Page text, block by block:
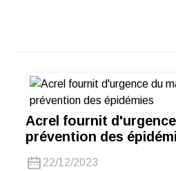
Acrel fournit
prévention des
22/12/2023